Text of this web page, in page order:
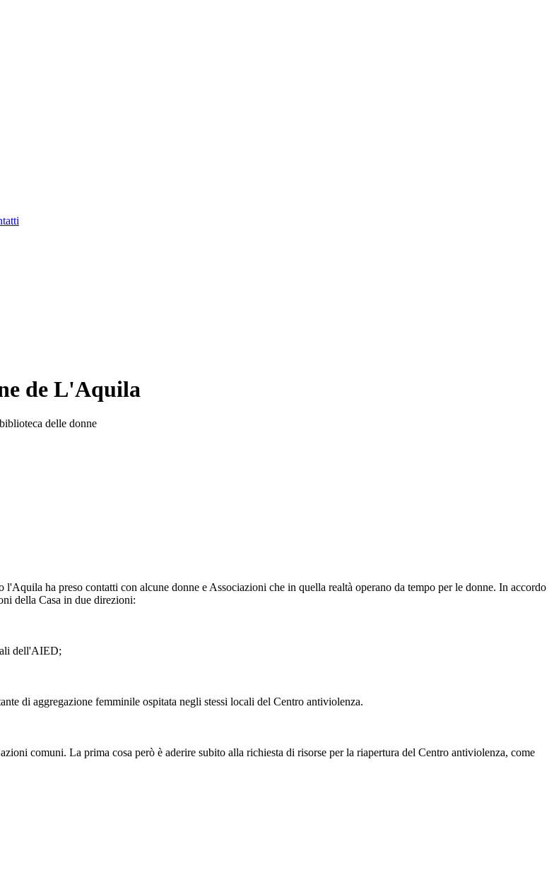
de L'Aquila
delle donne
ha preso contatti con alcune donne e Associazioni che in quella realtà operano da tempo per le donne. In accordo
della Casa in due direzioni:
dell'AIED;
di aggregazione femminile ospitata negli stessi locali del Centro antiviolenza.
comuni. La prima cosa però è aderire subito alla richiesta di risorse per la riapertura del Centro antiviolenza, come